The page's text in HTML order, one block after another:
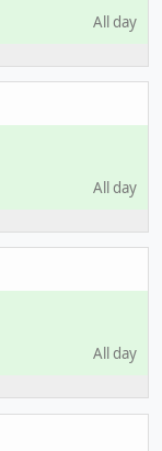
All day
All day
All day